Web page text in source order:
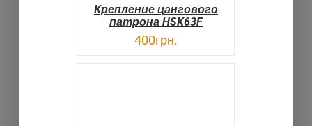
Крепление цангового
патрона HSK63F
400грн.